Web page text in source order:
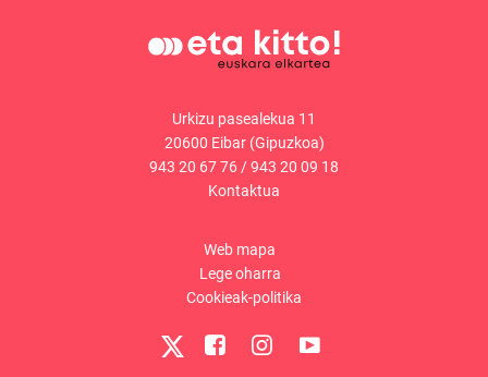
Urkizu pasealekua 11
20600 Eibar (Gipuzkoa)
943 20 67 76 /943 20 09 18
Kontaktua
Web mapa
Lege oharra
Cookieak-politika